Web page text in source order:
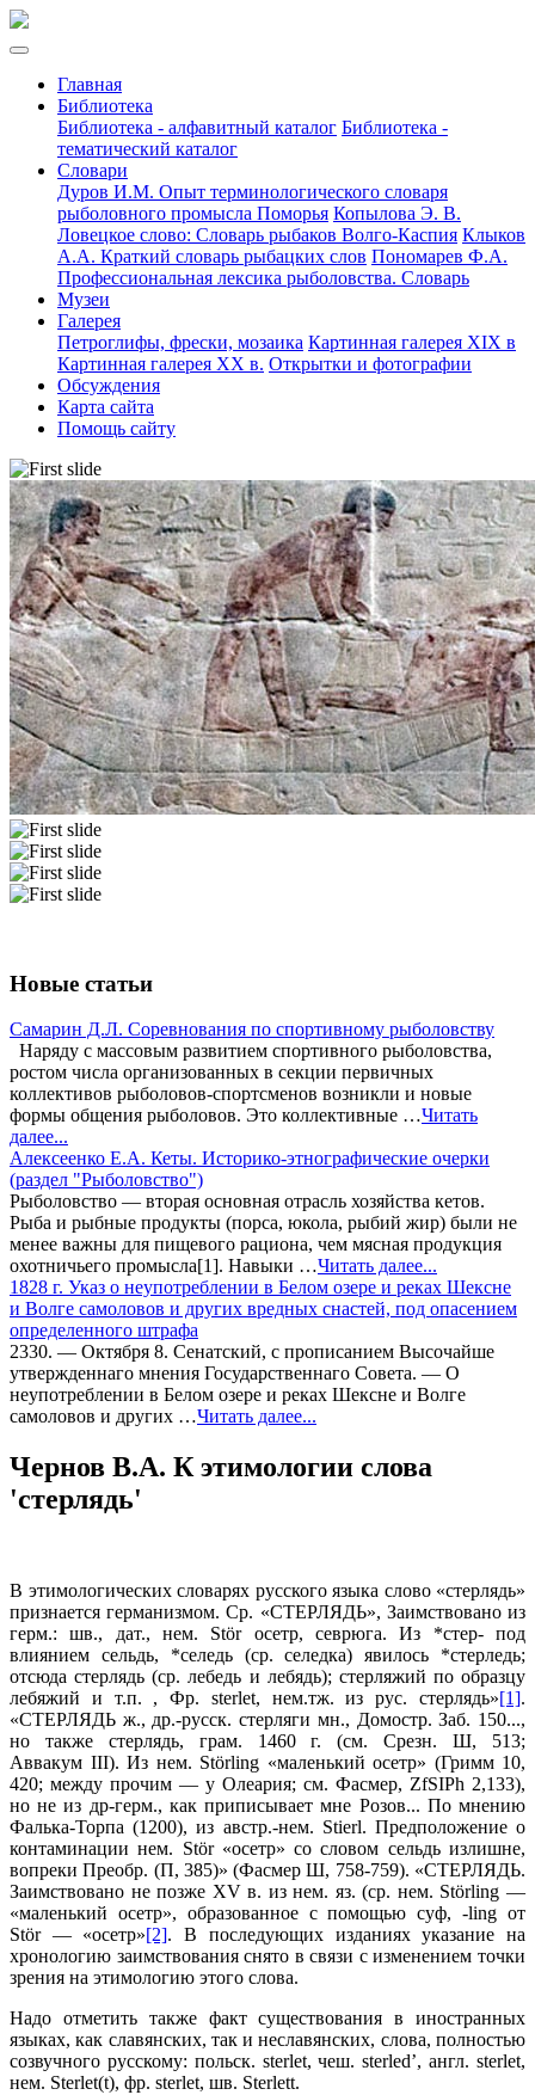
Главная
Библиотека
Библиотека - алфавитный каталог Библиотека -
тематический каталог
Словари
Дуров И.М. Опыт терминологического словаря
рыболовного промысла Поморья Копылова Э. В.
Ловецкое слово: Словарь рыбаков Волго-Каспия Клыков
А.А. Краткий словарь рыбацких слов Пономарев Ф.А.
Профессиональная лексика рыболовства. Словарь
Музеи
Галерея
Петроглифы, фрески, мозаика Картинная галерея XIX в
Картинная галерея XX в. Открытки и фотографии
Обсуждения
Карта сайта
Помощь сайту
Новые статьи
Самарин Д.Л. Соревнования по спортивному рыболовству
Наряду с массовым развитием спортивного рыболовства,
ростом числа организованных в секции первичных
коллективов рыболовов-спортсменов возникли и новые
формы общения рыболовов. Это коллективные …Читать
далее...
Алексеенко Е.А. Кеты. Историко-этнографические очерки
(раздел "Рыболовство")
Рыболовство — вторая основная отрасль хозяйства кетов.
Рыба и рыбные продукты (порса, юкола, рыбий жир) были не
менее важны для пищевого рациона, чем мясная продукция
охотничьего промысла[1]. Навыки …Читать далее...
1828 г. Указ о неупотреблении в Белом озере и реках Шексне
и Волге самоловов и других вредных снастей, под опасением
определенного штрафа
2330. — Октября 8. Сенатский, с прописанием Высочайше
утвержденнаго мнения Государственнаго Совета. — О
неупотреблении в Белом озере и реках Шексне и Волге
самоловов и других …Читать далее...
Чернов В.А. К этимологии слова
'стерлядь'
В этимологических словарях русского языка слово «стерлядь»
признается германизмом. Ср. «СТЕРЛЯДЬ», Заимствовано из
герм.: шв., дат., нем. Stör осетр, севрюга. Из *стер- под
влиянием сельдь, *селедь (ср. селедка) явилось *стерледь;
отсюда стерлядь (ср. лебедь и лебядь); стерляжий по образцу
лебяжий и т.п. , Фр. sterlet, нем.тж. из рус. стерлядь»[1].
«СТЕРЛЯДЬ ж., др.-русск. стерляги мн., Домостр. Заб. 150...,
но также стерлядь, грам. 1460 г. (см. Срезн. Ш, 513;
Аввакум III). Из нем. Störling «маленький осетр» (Гримм 10,
420; между прочим — у Олеария; см. Фасмер, ZfSIPh 2,133),
но не из др-герм., как приписывает мне Розов... По мнению
Фалька-Торпа (1200), из австр.-нем. Stierl. Предположение о
контаминации нем. Stör «осетр» со словом сельдь излишне,
вопреки Преобр. (П, 385)» (Фасмер Ш, 758-759). «СТЕРЛЯДЬ.
Заимствовано не позже XV в. из нем. яз. (ср. нем. Störling —
«маленький осетр», образованное с помощью суф, -ling от
Stör — «осетр»[2]. В последующих изданиях указание на
хронологию заимствования снято в связи с изменением точки
зрения на этимологию этого слова.
Надо отметить также факт существования в иностранных
языках, как славянских, так и неславянских, слова, полностью
созвучного русскому: польск. sterlet, чеш. sterled’, англ. sterlet,
нем. Sterlet(t), фр. sterlet, шв. Sterlett.